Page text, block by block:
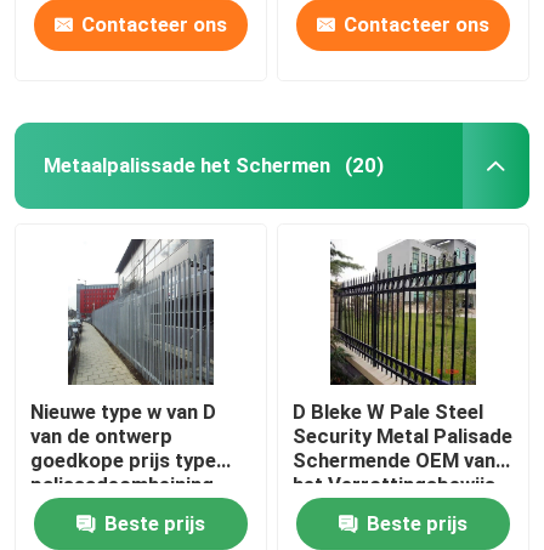
Contacteer ons Contacteer ons
Metaalpalissade het Schermen (20)
Nieuwe type w van D
van de ontwerp
goedkope prijs type
palissadeomheining
voor tuin en de
industrieBeste prijs
D Bleke W Pale Steel
Security Metal Palisade
Schermende OEM van
het Verrottingsbewijs
Beste prijs